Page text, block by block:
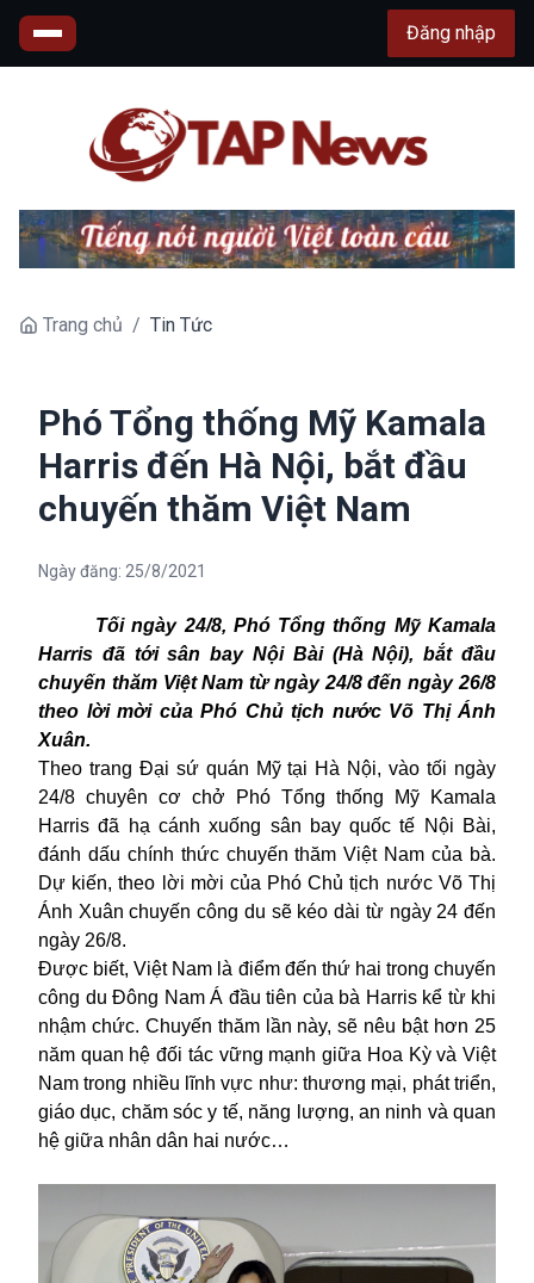
Đăng nhập
Trang chủ / Tin Tức
Phó Tổng thống Mỹ Kamala
Harris đến Hà Nội, bắt đầu
chuyến thăm Việt Nam
Ngày đăng: 25/8/2021
Tối ngày 24/8, Phó Tổng thống Mỹ Kamala
Harris đã tới sân bay Nội Bài (Hà Nội), bắt đầu
chuyến thăm Việt Nam từ ngày 24/8 đến ngày 26/8
theo lời mời của Phó Chủ tịch nước Võ Thị Ánh
Xuân.
Theo trang Đại sứ quán Mỹ tại Hà Nội, vào tối ngày
24/8 chuyên cơ chở Phó Tổng thống Mỹ Kamala
Harris đã hạ cánh xuống sân bay quốc tế Nội Bài,
đánh dấu chính thức chuyến thăm Việt Nam của bà.
Dự kiến, theo lời mời của Phó Chủ tịch nước Võ Thị
Ánh Xuân chuyến công du sẽ kéo dài từ ngày 24 đến
ngày 26/8.
Được biết, Việt Nam là điểm đến thứ hai trong chuyến
công du Đông Nam Á đầu tiên của bà Harris kể từ khi
nhậm chức. Chuyến thăm lần này, sẽ nêu bật hơn 25
năm quan hệ đối tác vững mạnh giữa Hoa Kỳ và Việt
Nam trong nhiều lĩnh vực như: thương mại, phát triển,
giáo dục, chăm sóc y tế, năng lượng, an ninh và quan
hệ giữa nhân dân hai nước…